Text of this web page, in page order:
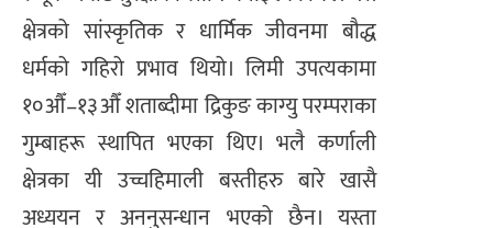
क्षेत्रको सांस्कृतिक र धार्मिक जीवनमा बौद्ध
धर्मको गहिरो प्रभाव थियो। लिमी उपत्यकामा
१०औँ–१३औँ शताब्दीमा द्रिकुङ काग्यु परम्पराका
गुम्बाहरू स्थापित भएका थिए। भलै कर्णाली
क्षेत्रका यी उच्चहिमाली बस्तीहरु बारे खासै
अध्ययन र अननुसन्धान भएको छैन। यस्ता